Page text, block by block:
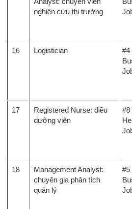
nghiên cứu thị trường
16 Logistician
#4
17
Registered Nurse: điều
dưỡng viên
#8
18
Management Analyst:
chuyên gia phân tích
quản lý
#5